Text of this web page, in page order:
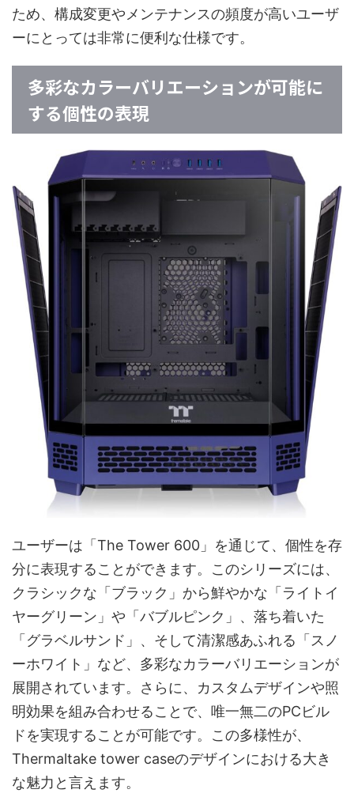
ため、構成変更やメンテナンスの頻度が高いユーザ
ーにとっては非常に便利な仕様です。
多彩なカラーバリエーションが可能に
する個性の表現
ユーザーは「The Tower 600」を通じて、個性を存
分に表現することができます。このシリーズには、
クラシックな「ブラック」から鮮やかな「ライトイ
ヤーグリーン」や「バブルピンク」、落ち着いた
「グラベルサンド」、そして清潔感あふれる「スノ
ーホワイト」など、多彩なカラーバリエーションが
展開されています。さらに、カスタムデザインや照
明効果を組み合わせることで、唯一無二のPCビル
ドを実現することが可能です。この多様性が、
Thermaltake tower caseのデザインにおける大き
な魅力と言えます。